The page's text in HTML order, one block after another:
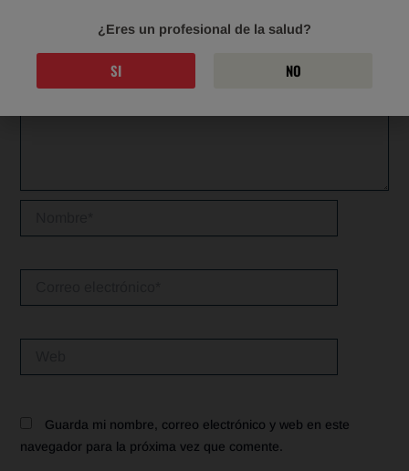
Guarda mi nombre, correo electrónico y web en este
navegador para la próxima vez que comente.
¿Eres un profesional de la salud?
SI NO